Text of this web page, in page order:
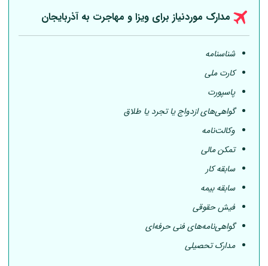
مدارک موردنیاز برای ویزا و مهاجرت به آذربایجان
شناسنامه
کارت ملی
پاسپورت
گواهی‌های ازدواج یا تجرد یا طلاق
وکالت‌نامه
تمکن مالی
سابقه کار
سابقه بیمه
فیش حقوقی
گواهی‌نامه‌های فنی حرفه‌ای
مدارک تحصیلی